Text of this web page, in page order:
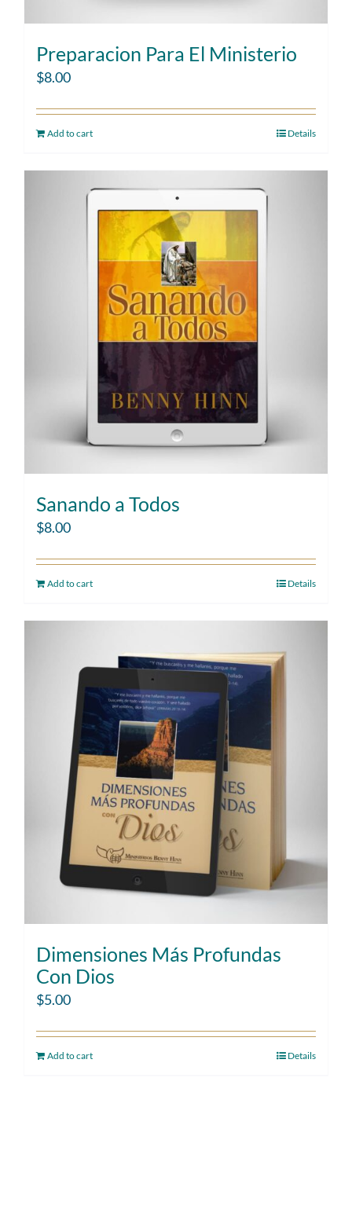
Preparacion Para El Ministerio
$8.00
Add to cart Details
Sanando a Todos
$8.00
Add to cart Details
Dimensiones Más Profundas
Con Dios
$5.00
Add to cart Details